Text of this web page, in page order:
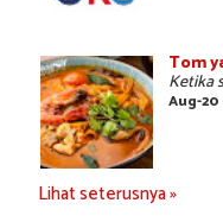
Tom
Ketika
Aug-20
Lihat seterusnya »